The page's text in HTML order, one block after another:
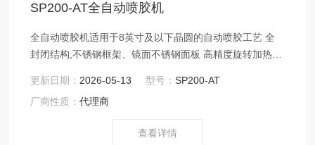
SP200-AT全自动喷胶机
全自动喷胶机适用于8英寸及以下晶圆的自动喷胶工艺 全
封闭结构,不锈钢框架、镜面不锈钢面板 高精度旋转加热平
量供液系统,流速连续平稳,流量精确可调 高精度超声波雾
化喷嘴,雾化颗粒均匀,超声波雾化功率可调 触摸式人机交
更新日期： 2026-05-13 型号：SP200-AT
厂商性质：代理商
查看详情